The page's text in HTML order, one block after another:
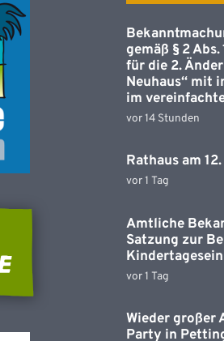
gemäß § 2
für die 2.
Neuhaus“ mit
im
vor 14 Stunden
Rathaus am
vor 1 Tag
Amtliche
Satzung zur
vor 1 Tag
Wieder großer
Party in